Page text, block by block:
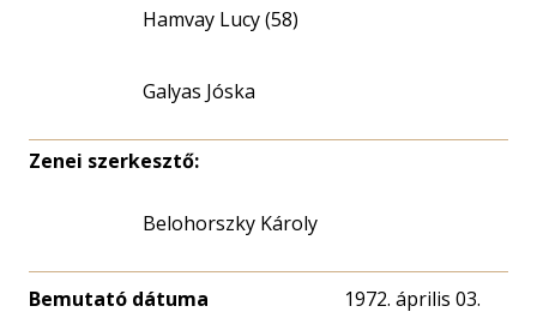
Hamvay Lucy (58)
Galyas Jóska
Zenei szerkesztő:
Belohorszky Károly
Bemutató dátuma 1972. április 03.